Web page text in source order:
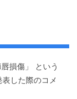
損傷」 という
した際のコメ